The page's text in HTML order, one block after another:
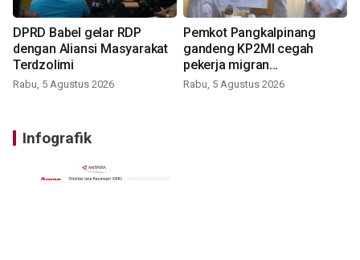
DPRD Babel gelar RDP
dengan Aliansi Masyarakat
Terdzolimi
Rabu, 5 Agustus 2026
Pemkot Pangkalpinang
gandeng KP2MI cegah
pekerja migran
nonprosedural
Rabu, 5 Agustus 2026
Infografik